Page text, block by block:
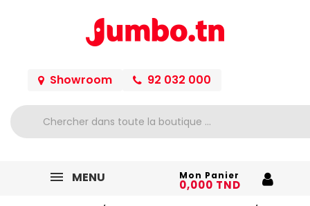
Showroom 92 032 000
MENU Mon Panier
0,000 TND